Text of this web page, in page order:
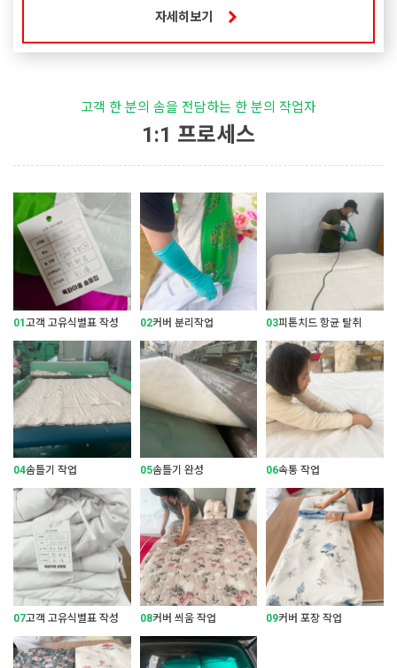
자세히보기
고객 한 분의 솜을 전담하는 한 분의 작업자
1:1 프로세스
01고객 고유식별표 작성 02커버 분리작업 03피톤치드 항균 탈취
04솜틀기 작업 05솜틀기 완성 06속통 작업
07고객 고유식별표 작성 08커버 씌움 작업 09커버 포장 작업